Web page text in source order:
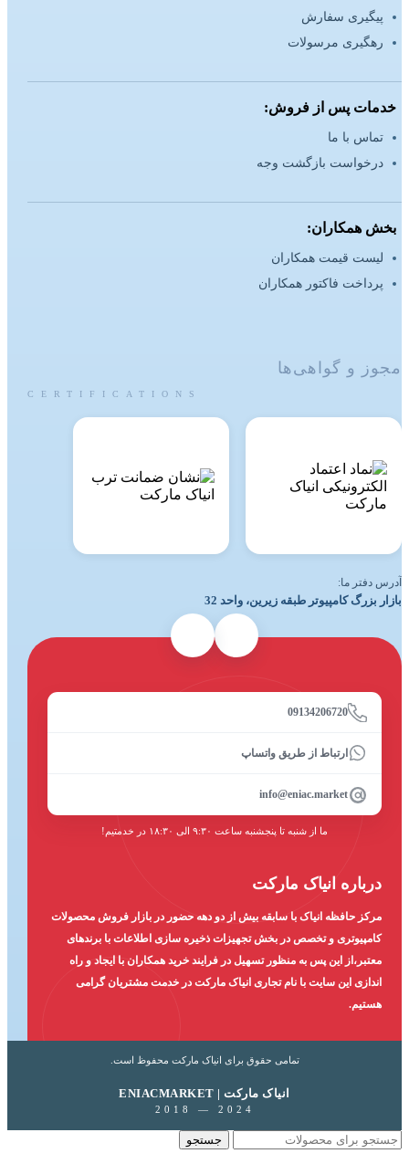
پیگیری سفارش
رهگیری مرسولات
خدمات پس از فروش:
تماس با ما
درخواست بازگشت وجه
بخش همکاران:
لیست قیمت همکاران
پرداخت فاکتور همکاران
مجوز و گواهی‌ها
CERTIFICATIONS
آدرس دفتر ما:
بازار بزرگ کامپیوتر طبقه زیرین، واحد 32
09134206720
ارتباط از طریق واتساپ
info@eniac.market
ما از شنبه تا پنجشنبه ساعت ۹:۳۰ الی ۱۸:۳۰ در خدمتیم!
درباره انیاک مارکت
مرکز حافظه انیاک با سابقه بیش از دو دهه حضور در بازار فروش محصولات
کامپیوتری و تخصص در بخش تجهیزات ذخیره سازی اطلاعات با برندهای
معتبر،از این پس به منظور تسهیل در فرایند خرید همکاران با ایجاد و راه
اندازی این سایت با نام تجاری انیاک مارکت در خدمت مشتریان گرامی
هستیم.
تمامی حقوق برای انیاک مارکت محفوظ است.
ENIACMARKET | انیاک مارکت
2018 — 2024
جستجو